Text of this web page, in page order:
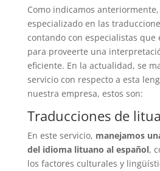
Como indicamos
especializado en las
contando con especialistas que
para proveerte una
eficiente. En la actualidad, se
servicio con respecto a esta
nuestra empresa, estos son:
Traducciones de
En este servicio, manejamos
del idioma lituano al español,
los factores culturales y